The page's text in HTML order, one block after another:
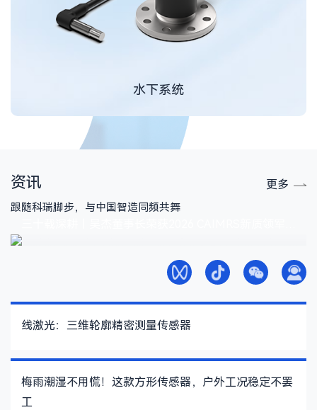
水下系统
资讯
跟随科瑞脚步，与中国智造同频共舞
更多
线激光：三维轮廓精密测量传感器
梅雨潮湿不用慌！这款方形传感器，户外工况稳定不罢
工